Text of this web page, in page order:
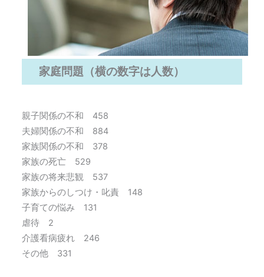
家庭問題（横の数字は人数）
親子関係の不和 458
夫婦関係の不和 884
家族関係の不和 378
家族の死亡 529
家族の将来悲観 537
家族からのしつけ・叱責 148
子育ての悩み 131
虐待 2
介護看病疲れ 246
その他 331